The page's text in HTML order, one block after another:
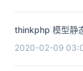
thinkphp 模型静
2020-02-09